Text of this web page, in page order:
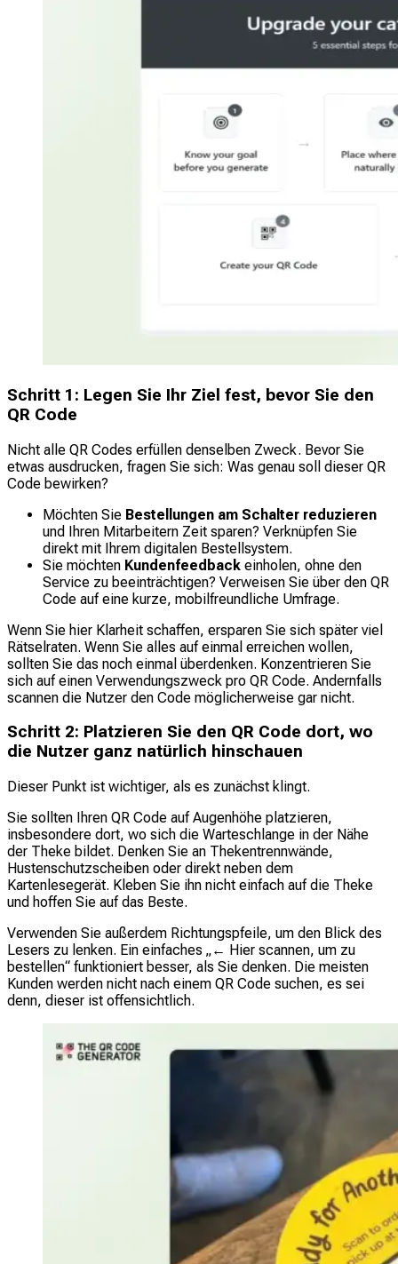
Schritt 1: Legen Sie Ihr Ziel fest, bevor Sie den
QR Code
Nicht alle QR Codes erfüllen denselben Zweck. Bevor Sie
etwas ausdrucken, fragen Sie sich: Was genau soll dieser QR
Code bewirken?
Möchten Sie Bestellungen am Schalter reduzieren
und Ihren Mitarbeitern Zeit sparen? Verknüpfen Sie
direkt mit Ihrem digitalen Bestellsystem.
Sie möchten Kundenfeedback einholen, ohne den
Service zu beeinträchtigen? Verweisen Sie über den QR
Code auf eine kurze, mobilfreundliche Umfrage.
Wenn Sie hier Klarheit schaffen, ersparen Sie sich später viel
Rätselraten. Wenn Sie alles auf einmal erreichen wollen,
sollten Sie das noch einmal überdenken. Konzentrieren Sie
sich auf einen Verwendungszweck pro QR Code. Andernfalls
scannen die Nutzer den Code möglicherweise gar nicht.
Schritt 2: Platzieren Sie den QR Code dort, wo
die Nutzer ganz natürlich hinschauen
Dieser Punkt ist wichtiger, als es zunächst klingt.
Sie sollten Ihren QR Code auf Augenhöhe platzieren,
insbesondere dort, wo sich die Warteschlange in der Nähe
der Theke bildet. Denken Sie an Thekentrennwände,
Hustenschutzscheiben oder direkt neben dem
Kartenlesegerät. Kleben Sie ihn nicht einfach auf die Theke
und hoffen Sie auf das Beste.
Verwenden Sie außerdem Richtungspfeile, um den Blick des
Lesers zu lenken. Ein einfaches „← Hier scannen, um zu
bestellen“ funktioniert besser, als Sie denken. Die meisten
Kunden werden nicht nach einem QR Code suchen, es sei
denn, dieser ist offensichtlich.